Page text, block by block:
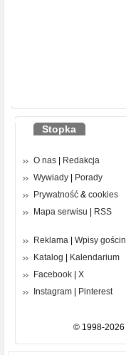
Stopka
O nas
Redakcja
Wywiady
Porady
Prywatność & cookies
Mapa serwisu
RSS
Reklama
Wpisy
Katalog
Kalendarium
Facebook
X
Instagram
Pinterest
© 1998-2026